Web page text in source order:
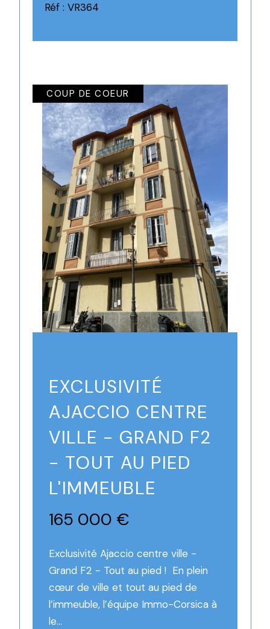
Réf : VR364
EXCLUSIVITÉ
AJACCIO CENTRE
VILLE - GRAND F2
- TOUT AU PIED
L'IMMEUBLE
165 000 €
Exclusivité Ajaccio centre ville -
Grand F2 - Tout au pied ! En plein
cœur de ville et tout au pied de
l’immeuble, l’équipe Immo-Corsica à
le...
COUP DE COEUR